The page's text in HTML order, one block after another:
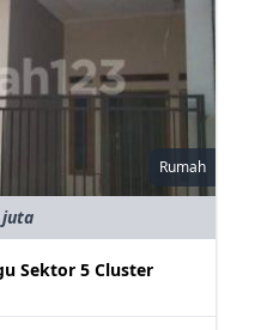
Rumah
juta
Sektor 5 Cluster